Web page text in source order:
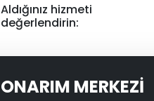
Aldığınız hizmeti
değerlendirin:
ONARIM MERKEZİ